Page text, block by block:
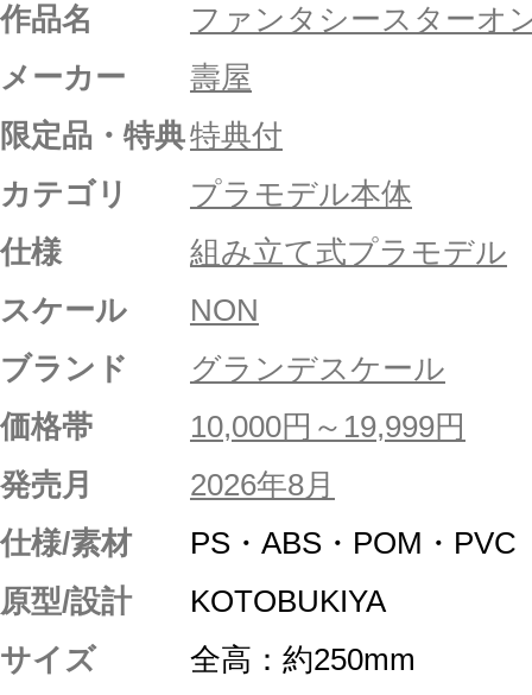
作品名
ファンタシースターオ
メーカー
壽屋
限定品・特典特典付
カテゴリ
プラモデル本体
仕様
組み立て式プラモデル
スケール
NON
ブランド
グランデスケール
価格帯
10,000円～19,999円
発売月
2026年8月
仕様/素材
PS・ABS・POM・PVC
原型/設計
KOTOBUKIYA
サイズ
全高：約250mm